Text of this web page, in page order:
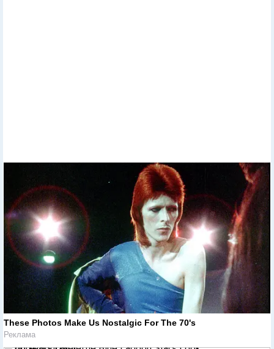
These Photos Make Us Nostalgic For The 70's
Реклама